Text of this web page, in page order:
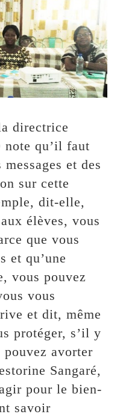
directrice
qu’il faut
et des
sur cette
dit-elle,
élèves, vous
que vous
et qu’une
vous pouvez
vous
et dit, même
protéger, s’il y
pouvez avorter
Sangaré,
pour le bien-
savoir